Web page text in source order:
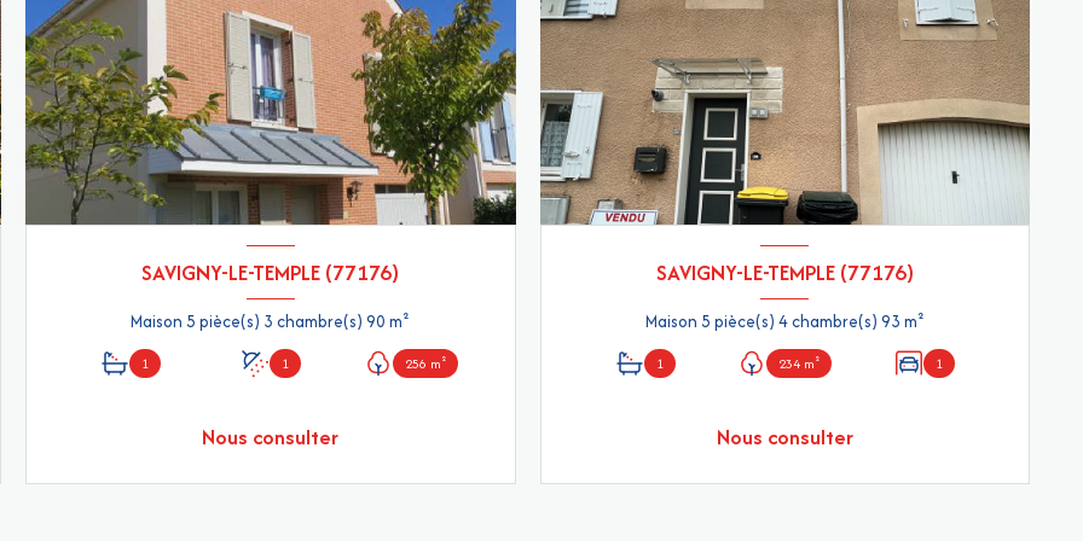
SAVIGNY-LE-TEMPLE (77176)
Maison 5 pièce(s) 3 chambre(s) 90 m²
1 1 256 m²
Nous consulter
VOIR LE BIEN
SAVIGNY-LE-TEMPLE (77176)
Maison 5 pièce(s) 4 chambre(s) 93 m²
1 234 m² 1
Nous consulter
VOIR LE BIEN